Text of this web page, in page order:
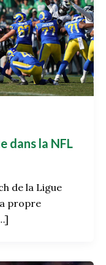
dans la NFL
de la Ligue
propre